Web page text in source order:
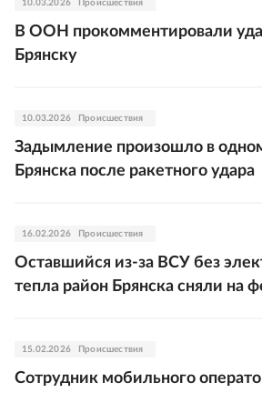
10.03.2026 Происшествия
В ООН прокомментировали
Брянску
10.03.2026 Происшествия
Задымление произошло в
Брянска после ракетного удара
16.02.2026 Происшествия
Оставшийся из-за ВСУ без
тепла район Брянска сняли на
15.02.2026 Происшествия
Сотрудник мобильного